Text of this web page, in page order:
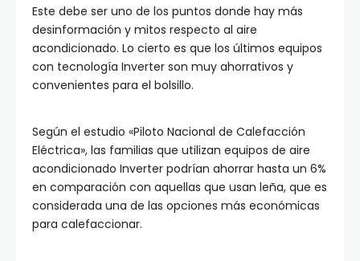
Este debe ser uno de los puntos donde hay más
desinformación y mitos respecto al aire
acondicionado. Lo cierto es que los últimos equipos
con tecnología Inverter son muy ahorrativos y
convenientes para el bolsillo.
Según el estudio «Piloto Nacional de Calefacción
Eléctrica», las familias que utilizan equipos de aire
acondicionado Inverter podrían ahorrar hasta un 6%
en comparación con aquellas que usan leña, que es
considerada una de las opciones más económicas
para calefaccionar.